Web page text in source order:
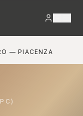
—PIACENZA
PC)